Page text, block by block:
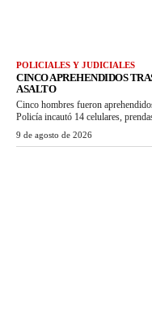
POLICIALES Y JUDICIALES
CINCO APREHENDIDOS
ASALTO
Cinco hombres fueron
Policía incautó 14 celulares,
9 de agosto de 2026